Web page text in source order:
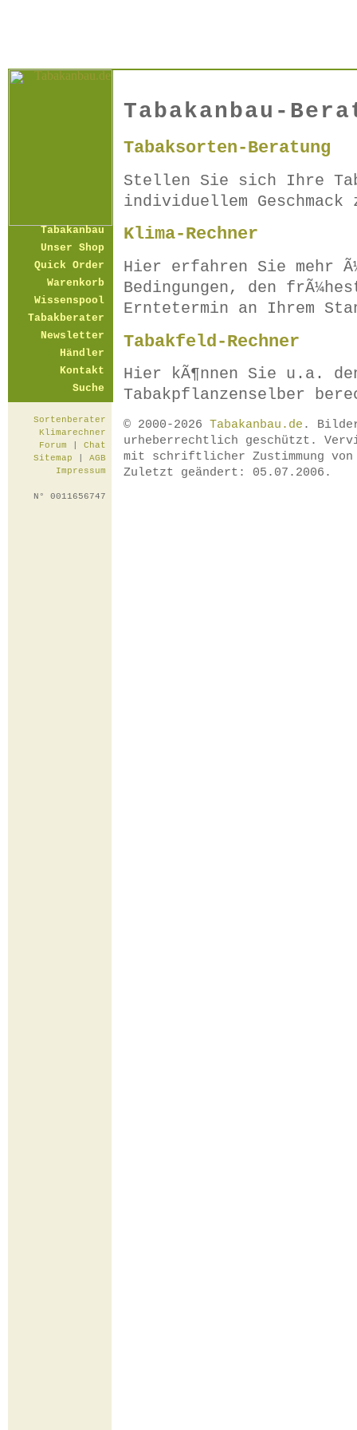
Tabakanbau
Unser Shop
Quick Order
Warenkorb
Wissenspool
Tabakberater
Newsletter
Händler
Kontakt
Suche
Sortenberater
Klimarechner
Forum
Chat
Sitemap
AGB
Impressum
N° 0011656747
Tabakanbau-
Tabaksorten-Beratung
Stellen Sie sich Ihre
individuellem Geschmack
Klima-Rechner
Hier erfahren Sie mehr
Bedingungen, den
Erntetermin an Ihrem
Tabakfeld-Rechner
Hier kÃ¶nnen Sie u.a.
Tabakpflanzenselber
© 2000-2026 Tabakanbau.de .
urheberrechtlich geschützt.
mit schriftlicher Zustimmung
Zuletzt geändert: 05.07.2006.